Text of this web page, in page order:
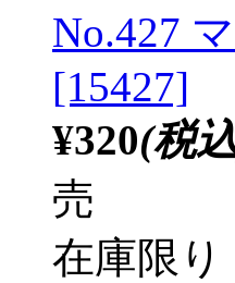
No.427
[15427]
¥320(税
売
在庫限り